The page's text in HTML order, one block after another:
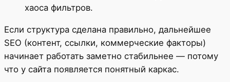
хаоса фильтров.
Если структура сделана правильно, дальнейшее
SEO (контент, ссылки, коммерческие факторы)
начинает работать заметно стабильнее — потому
что у сайта появляется понятный каркас.